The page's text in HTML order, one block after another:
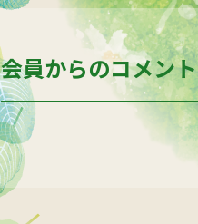
会員からのコメント